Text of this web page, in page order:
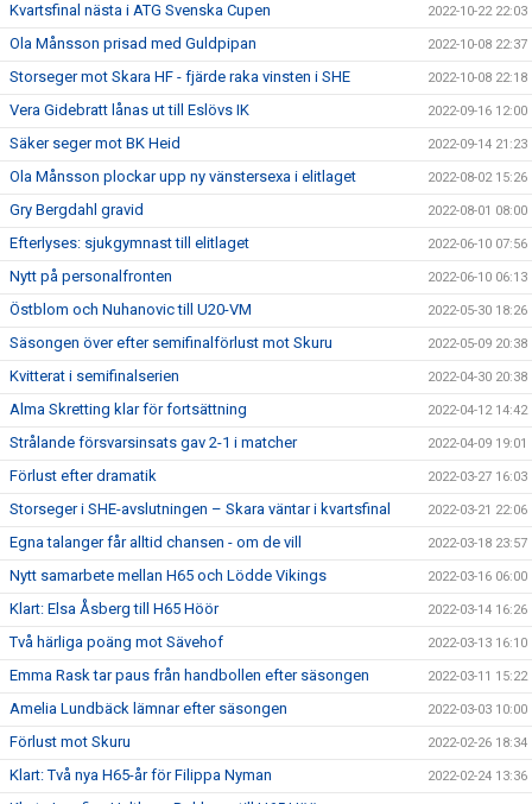
Kvartsfinal nästa i ATG Svenska Cupen 2022-10-22 22:03
Ola Månsson prisad med Guldpipan 2022-10-08 22:37
Storseger mot Skara HF - fjärde raka vinsten i SHE 2022-10-08 22:18
Vera Gidebratt lånas ut till Eslövs IK 2022-09-16 12:00
Säker seger mot BK Heid 2022-09-14 21:23
Ola Månsson plockar upp ny vänstersexa i elitlaget 2022-08-02 15:26
Gry Bergdahl gravid 2022-08-01 08:00
Efterlyses: sjukgymnast till elitlaget 2022-06-10 07:56
Nytt på personalfronten 2022-06-10 06:13
Östblom och Nuhanovic till U20-VM 2022-05-30 18:26
Säsongen över efter semifinalförlust mot Skuru 2022-05-09 20:38
Kvitterat i semifinalserien 2022-04-30 20:38
Alma Skretting klar för fortsättning 2022-04-12 14:42
Strålande försvarsinsats gav 2-1 i matcher 2022-04-09 19:01
Förlust efter dramatik 2022-03-27 16:03
Storseger i SHE-avslutningen – Skara väntar i kvartsfinal 2022-03-21 22:06
Egna talanger får alltid chansen - om de vill 2022-03-18 23:57
Nytt samarbete mellan H65 och Lödde Vikings 2022-03-16 06:00
Klart: Elsa Åsberg till H65 Höör 2022-03-14 16:26
Två härliga poäng mot Sävehof 2022-03-13 16:10
Emma Rask tar paus från handbollen efter säsongen 2022-03-11 15:22
Amelia Lundbäck lämnar efter säsongen 2022-03-03 10:00
Förlust mot Skuru 2022-02-26 18:34
Klart: Två nya H65-år för Filippa Nyman 2022-02-24 13:36